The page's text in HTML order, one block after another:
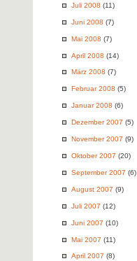
Juli 2008 (11)
Juni 2008 (7)
Mai 2008 (7)
April 2008 (14)
März 2008 (7)
Februar 2008 (5)
Januar 2008 (6)
Dezember 2007 (5)
November 2007 (9)
Oktober 2007 (20)
September 2007 (6)
August 2007 (9)
Juli 2007 (12)
Juni 2007 (10)
Mai 2007 (11)
April 2007 (8)